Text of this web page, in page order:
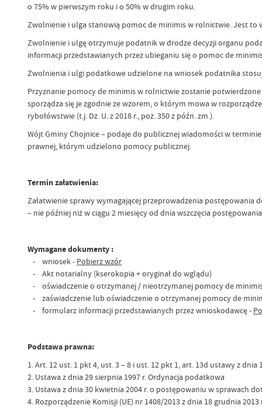
o 75% w pierwszym roku i o 50% w drugim roku.
Zwolnienie i ulga stanowią pomoc de minimis w rolnictwie. Jest
Zwolnienie i ulgę otrzymuje podatnik w drodze decyzji organu
informacji przedstawianych przez ubieganiu się o pomoc de
Zwolnienia i ulgi podatkowe udzielone na wniosek podatnika
Przyznanie pomocy de minimis w rolnictwie zostanie
sporządza się je zgodnie ze wzorem, o którym mowa w
rybołówstwie (t.j. Dz. U. z 2018 r., poz. 350 z późn. zm.).
Wójt Gminy Chojnice – podaje do publicznej wiadomości w
prawnej, którym udzielono pomocy publicznej.
Termin załatwienia:
Załatwienie sprawy wymagającej przeprowadzenia postępowania
– nie później niż w ciągu 2 miesięcy od dnia wszczęcia
Wymagane dokumenty :
- wniosek - Pobierz wzór
-
Akt notarialny (kserokopia + oryginał do wglądu)
-
oświadczenie o otrzymanej / nieotrzymanej pomocy de
-
zaświadczenie lub oświadczenie o otrzymanej pomocy de
-
formularz informacji przedstawianych przez wnioskodawcę -
Podstawa prawna:
1. Art. 12 ust. 1 pkt 4, ust. 3 – 8 i ust. 12 pkt 1, art. 13d ustawy z
2. Ustawa z dnia 29 sierpnia 1997 r. Ordynacja podatkowa
3. Ustawa z dnia 30 kwietnia 2004 r. o postępowaniu w sprawach
4. Rozporządzenie Komisji (UE) nr 1408/2013 z dnia 18 grudnia